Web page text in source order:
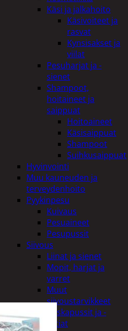
Käsi ja jalkahoito
Käsivoiteet ja
rasvat
Kynsisakset ja
viilat
Pesuharjat ja -
sienet
Shampoot,
hoitaineet ja
saippuat
Hoitoaineet
Käsisaippuat
Shampoot
Suihkusaippuat
Hyvinvointi
Muu kauneuden ja
terveydenhoito
Pyykinpesu
Kuivaus
Pesuaineet
Pesupussit
Siivous
Liinat ja sienet
Mopit, harjat ja
varret
Muut
siivoustarvikkeet
Roskapussit ja -
astiat